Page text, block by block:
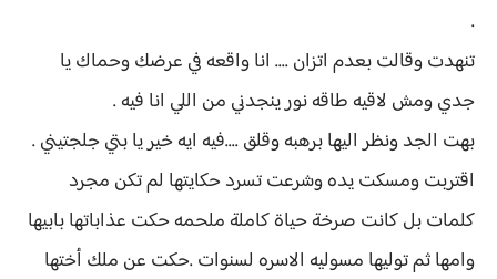
.
تنهدت وقالت بعدم اتزان .... انا واقعه في عرضك وحماك يا
جدي ومش لاقيه طاقه نور ينجدني من اللي انا فيه .
بهت الجد ونظر اليها برهبه وقلق ....فيه ايه خير يا بتي جلجتيني .
اقتربت ومسكت يده وشرعت تسرد حكايتها لم تكن مجرد
كلمات بل كانت صرخة حياة كاملة ملحمه حكت عذاباتها بابيها
وامها ثم توليها مسوليه الاسره لسنوات .حكت عن ملك أختها